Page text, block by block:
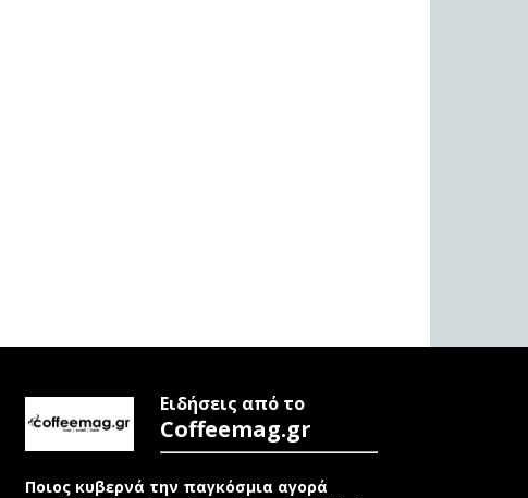
Ειδήσεις από το
Coffeemag.gr
Ποιος κυβερνά την παγκόσμια αγορά